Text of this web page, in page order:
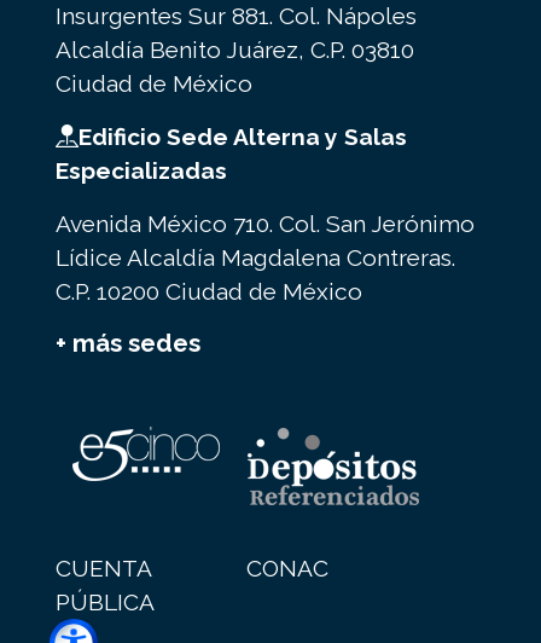
Insurgentes Sur 881. Col. Nápoles
Alcaldía Benito Juárez, C.P. 03810
Ciudad de México
Edificio Sede Alterna y Salas
Especializadas
Avenida México 710. Col. San Jerónimo
Lídice Alcaldía Magdalena Contreras.
C.P. 10200 Ciudad de México
+ más sedes
CUENTA
PÚBLICA
CONAC